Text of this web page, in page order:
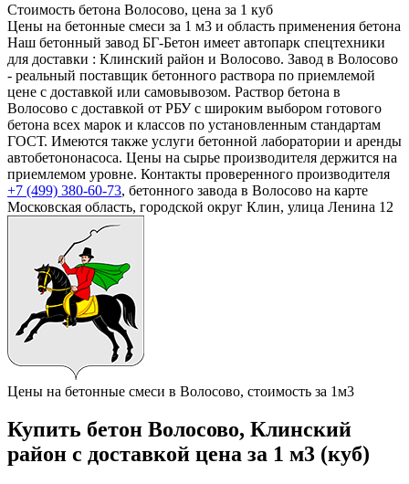
Стоимость бетона Волосово, цена за 1 куб
Цены на бетонные смеси за 1 м3 и область применения бетона
Наш бетонный завод БГ-Бетон имеет автопарк спецтехники
для доставки : Клинский район и Волосово. Завод в Волосово
- реальный поставщик бетонного раствора по приемлемой
цене с доставкой или самовывозом. Раствор бетона в
Волосово с доставкой от РБУ с широким выбором готового
бетона всех марок и классов по установленным стандартам
ГОСТ. Имеются также услуги бетонной лаборатории и аренды
автобетононасоса. Цены на сырье производителя держится на
приемлемом уровне. Контакты проверенного производителя
+7 (499) 380-60-73, бетонного завода в Волосово на карте
Московская область, городской округ Клин, улица Ленина 12
Цены на бетонные смеси в Волосово, стоимость за 1м3
Купить бетон Волосово, Клинский
район с доставкой цена за 1 м3 (куб)